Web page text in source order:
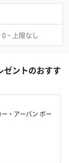
0 ~ 上限なし
ゼントのおすす
ー・アーバン ボー